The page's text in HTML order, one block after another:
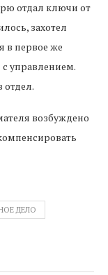
отдал ключи от
захотел
в первое же
с управлением.
отдел.
возбуждено
ДЕЛО